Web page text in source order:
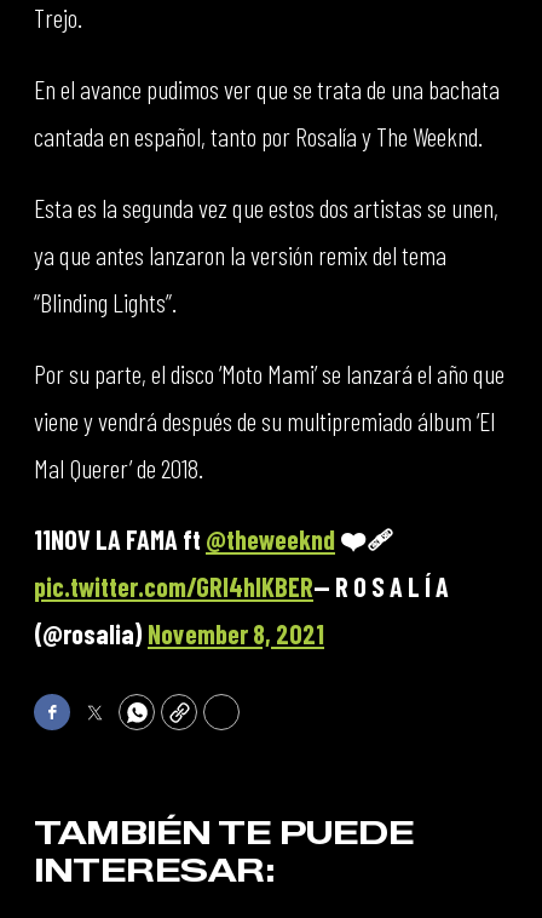
Trejo.
En el avance pudimos ver que se trata de una bachata
cantada en español, tanto por Rosalía y The Weeknd.
Esta es la segunda vez que estos dos artistas se unen,
ya que antes lanzaron la versión remix del tema
“Blinding Lights”.
Por su parte, el disco ‘Moto Mami’ se lanzará el año que
viene y vendrá después de su multipremiado álbum ‘El
Mal Querer’ de 2018.
11NOV LA FAMA ft @theweeknd ❤️‍🩹
pic.twitter.com/GRl4hlKBER— R O S A L Í A
(@rosalia) November 8, 2021
FacebookTwitterWhatsApp
Copy Print
TAMBIÉN TE PUEDE
INTERESAR: